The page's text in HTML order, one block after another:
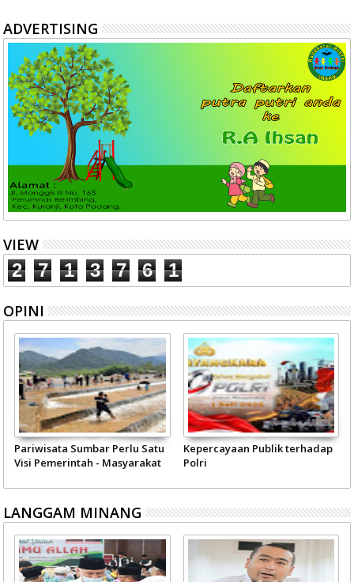
ADVERTISING
VIEW
2 7 1 3 7 6 1
OPINI
Pariwisata Sumbar Perlu Satu
Visi Pemerintah - Masyarakat
Kepercayaan Publik terhadap
Polri
LANGGAM MINANG